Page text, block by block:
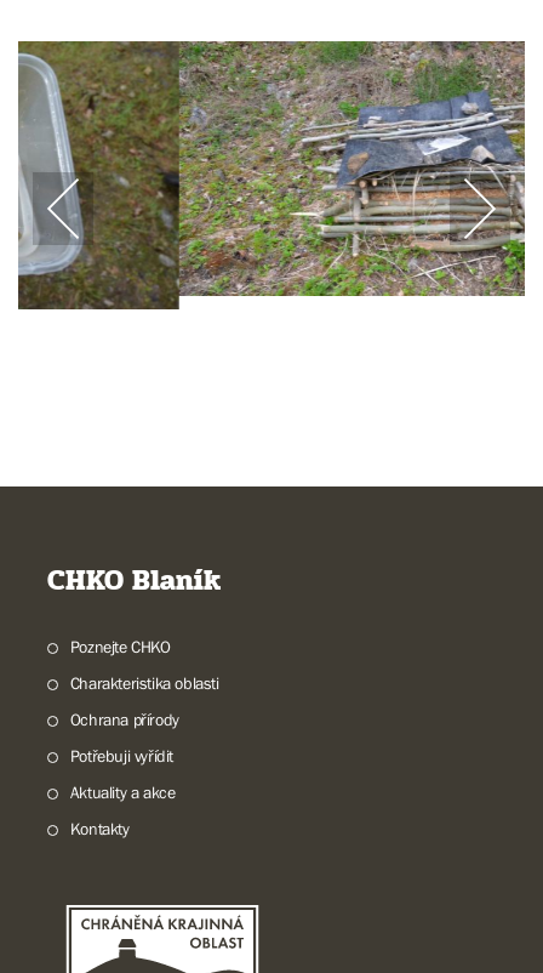
CHKO Blaník
Poznejte CHKO
Charakteristika oblasti
Ochrana přírody
Potřebuji vyřídit
Aktuality a akce
Kontakty